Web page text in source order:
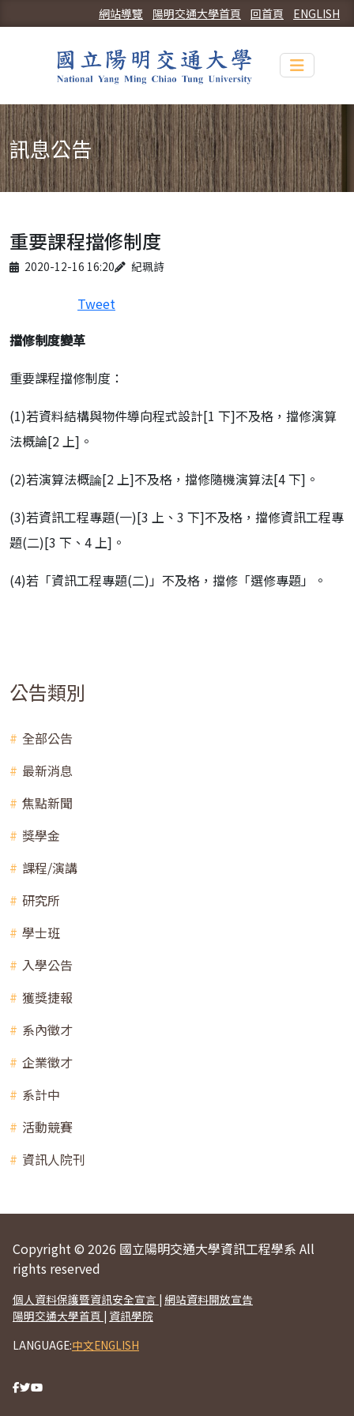
ENGLISH
回首頁
陽明交通大學首頁
網站導覽
Toggle
訊息公告
重要課程擋修制度
Published on
2020-12-16 16:20
Author 紀珮詩
Tweet
擋修制度變革
重要課程擋修制度：
(1)若資料結構與物件導向程式設計[1 下]不及格，擋修演算
法概論[2 上]。
(2)若演算法概論[2 上]不及格，擋修隨機演算法[4 下]。
(3)若資訊工程專題(一)[3 上、3 下]不及格，擋修資訊工程專
題(二)[3 下、4 上]。
(4)若「資訊工程專題(二)」不及格，擋修「選修專題」。
公告類別
全部公告
最新消息
焦點新聞
獎學金
課程/演講
研究所
學士班
入學公告
獲獎捷報
系內徵才
企業徵才
系計中
活動競賽
資訊人院刊
Copyright © 2026 國立陽明交通大學資訊工程學系 All
rights reserved
個人資料保護暨資訊安全宣言 | 網站資料開放宣告
陽明交通大學首頁 | 資訊學院
LANGUAGE:中文ENGLISH